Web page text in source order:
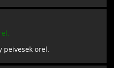
peivesek orel.